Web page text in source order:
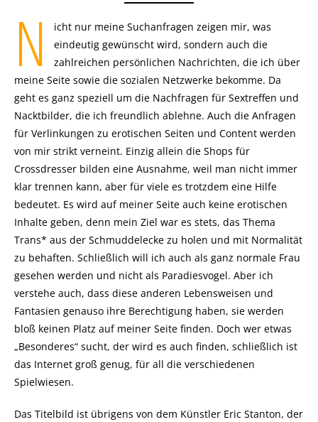
N
icht nur meine Suchanfragen zeigen mir, was
eindeutig gewünscht wird, sondern auch die
zahlreichen persönlichen Nachrichten, die ich über
meine Seite sowie die sozialen Netzwerke bekomme. Da
geht es ganz speziell um die Nachfragen für Sextreffen und
Nacktbilder, die ich freundlich ablehne. Auch die Anfragen
für Verlinkungen zu erotischen Seiten und Content werden
von mir strikt verneint. Einzig allein die Shops für
Crossdresser bilden eine Ausnahme, weil man nicht immer
klar trennen kann, aber für viele es trotzdem eine Hilfe
bedeutet. Es wird auf meiner Seite auch keine erotischen
Inhalte geben, denn mein Ziel war es stets, das Thema
Trans* aus der Schmuddelecke zu holen und mit Normalität
zu behaften. Schließlich will ich auch als ganz normale Frau
gesehen werden und nicht als Paradiesvogel. Aber ich
verstehe auch, dass diese anderen Lebensweisen und
Fantasien genauso ihre Berechtigung haben, sie werden
bloß keinen Platz auf meiner Seite finden. Doch wer etwas
„Besonderes“ sucht, der wird es auch finden, schließlich ist
das Internet groß genug, für all die verschiedenen
Spielwiesen.
Das Titelbild ist übrigens von dem Künstler Eric Stanton, der